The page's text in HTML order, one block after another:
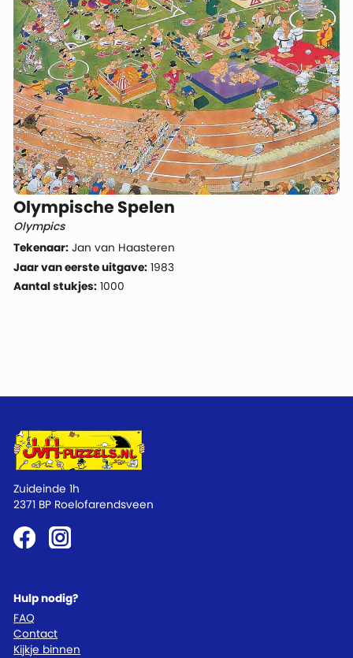
Olympische Spelen
Olympics
Tekenaar: Jan van Haasteren
Jaar van eerste uitgave: 1983
Aantal stukjes: 1000
Hulp nodig?
FAQ
Contact
Kijkje binnen
Zuideinde 1h
2371 BP Roelofarendsveen